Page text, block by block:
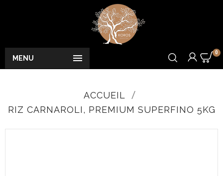

MENU
0
ACCUEIL
RIZ CARNAROLI, PREMIUM SUPERFINO 5KG